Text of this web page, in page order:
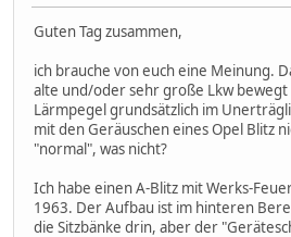
Guten Tag zusammen,
ich brauche von euch eine Meinung.
alte und/oder sehr große Lkw
Lärmpegel grundsätzlich im
mit den Geräuschen eines Opel Blitz
"normal", was nicht?
Ich habe einen A-Blitz mit Werks-
1963. Der Aufbau ist im hinteren
die Sitzbänke drin, aber der